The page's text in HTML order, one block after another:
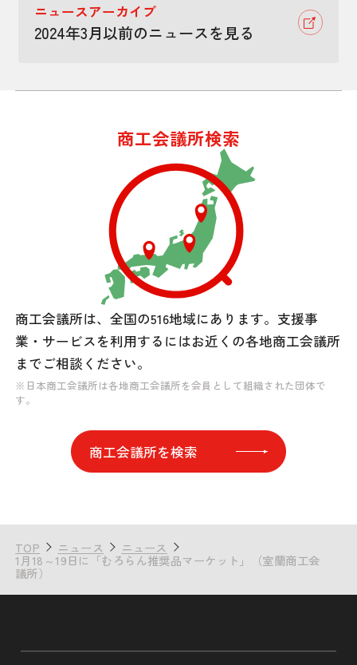
ニュースアーカイブ
2024年3月以前のニュースを見る
商工会議所検索
商工会議所は、全国の516地域にあります。 支援事
業・サービスを利用するにはお近くの各地商工会議所
までご相談ください。
※日本商工会議所は各地商工会議所を会員として組織された団体で
す。
商工会議所を検索
TOP ニュース ニュース
1月18～19日に「むろらん推奨品マーケット」（室蘭商工会
議所）